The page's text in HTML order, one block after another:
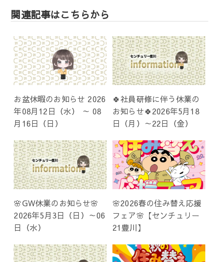
ゲ
ー
ョ
ン
関連記事はこちらから
お盆休暇のお知らせ 2026
年08月12日（水） ～ 08
月16日（日）
🍀社員研修に伴う休業の
お知らせ🍀2026年5月18
日（月）～22日（金）
🌸GW休業のお知らせ🌸
2026年5月3日（日）～06
日（水）
🌸2026春の住み替え応援
フェア🌸【センチュリー
21豊川】